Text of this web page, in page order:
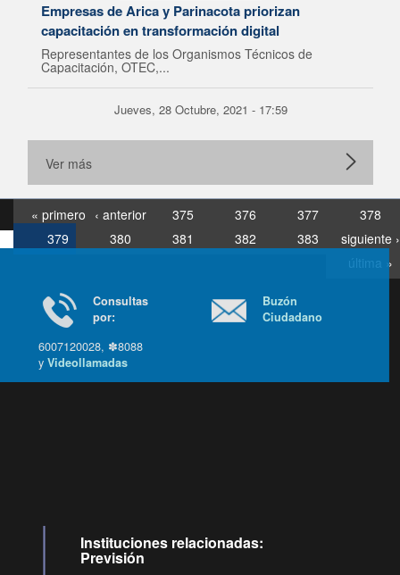
Empresas de Arica y Parinacota priorizan
capacitación en transformación digital
Representantes de los Organismos Técnicos de
Capacitación, OTEC,...
Jueves, 28 Octubre, 2021 - 17:59
Ver más
« primero ‹ anterior 375 376 377
378
379
380 381 382 383
siguiente ›
última »
Consultas
por:
6007120028, ✽8088
yVideollamadas
Buzón
Ciudadano
Instituciones relacionadas:
Previsión